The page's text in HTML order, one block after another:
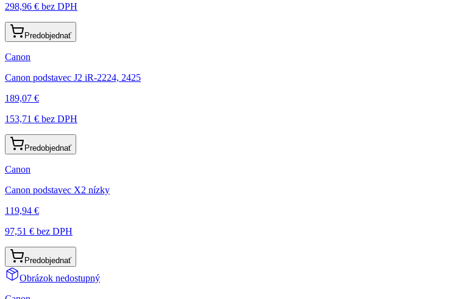
298,96 € bez DPH
Predobjednať
Canon
Canon podstavec J2 iR-2224, 2425
189,07 €
153,71 € bez DPH
Predobjednať
Canon
Canon podstavec X2 nízky
119,94 €
97,51 € bez DPH
Predobjednať
Obrázok nedostupný